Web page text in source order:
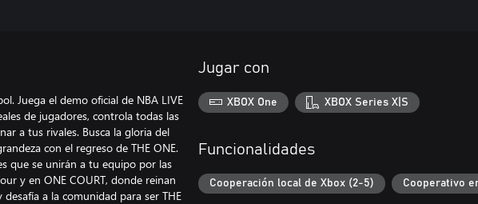
Juega el demo oficial de NBA LIVE
de jugadores, controla todas las
a tus rivales. Busca la gloria del
con el regreso de THE ONE.
que se unirán a tu equipo por las
y en ONE COURT, donde reinan
a la comunidad para ser THE
Jugar con
XBOX One XBOX Series X|S
Funcionalidades
Cooperación local de Xbox (2-5) Cooperativo